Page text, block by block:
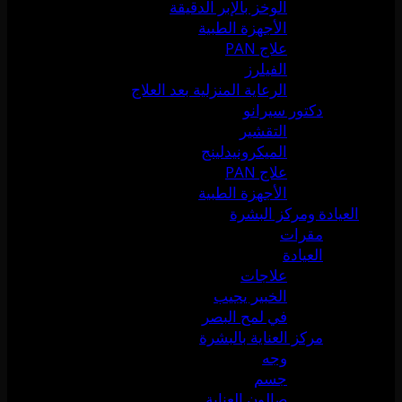
الوخز بالإبر الدقيقة
الأجهزة الطبية
علاج PAN
الفيلرز
الرعاية المنزلية بعد العلاج
دكتور سيرانو
التقشير
الميكرونيدلينج
علاج PAN
الأجهزة الطبية
العيادة ومركز البشرة
مقرات
العيادة
علاجات
الخبير يجيب
في لمح البصر
مركز العناية بالبشرة
وجه
جسم